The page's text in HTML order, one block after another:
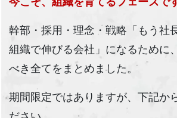
幹部・採用・理念・戦略「もう社
組織で伸びる会社」になるために
べき全てをまとめました。
期間限定ではありますが、下記か